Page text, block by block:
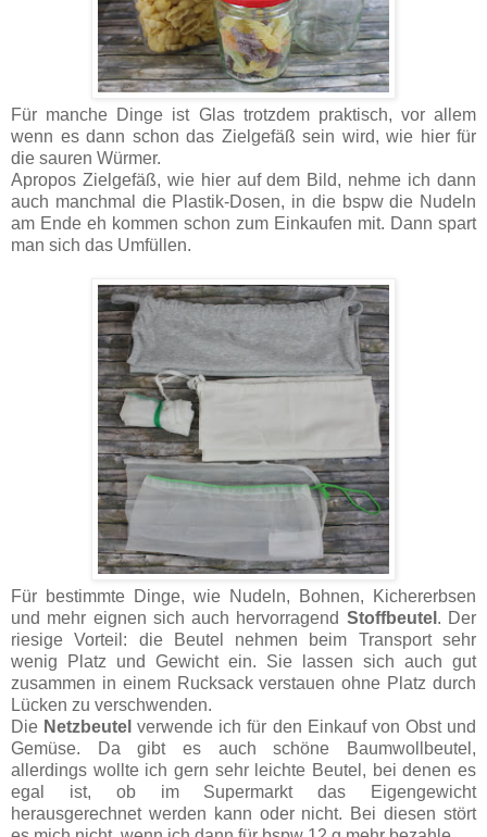
Für manche Dinge ist Glas trotzdem praktisch, vor allem
wenn es dann schon das Zielgefäß sein wird, wie hier für
die sauren Würmer.
Apropos Zielgefäß, wie hier auf dem Bild, nehme ich dann
auch manchmal die Plastik-Dosen, in die bspw die Nudeln
am Ende eh kommen schon zum Einkaufen mit. Dann spart
man sich das Umfüllen.
Für bestimmte Dinge, wie Nudeln, Bohnen, Kichererbsen
und mehr eignen sich auch hervorragend Stoffbeutel . Der
riesige Vorteil: die Beutel nehmen beim Transport sehr
wenig Platz und Gewicht ein. Sie lassen sich auch gut
zusammen in einem Rucksack verstauen ohne Platz durch
Lücken zu verschwenden.
Die Netzbeutel verwende ich für den Einkauf von Obst und
Gemüse. Da gibt es auch schöne Baumwollbeutel,
allerdings wollte ich gern sehr leichte Beutel, bei denen es
egal ist, ob im Supermarkt das Eigengewicht
herausgerechnet werden kann oder nicht. Bei diesen stört